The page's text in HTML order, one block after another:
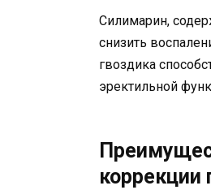
Силимарин,
снизить
гвоздика
эректильной
коррекции